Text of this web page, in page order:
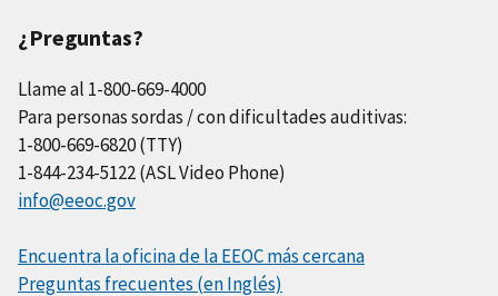
¿Preguntas?
Llame al 1-800-669-4000
Para personas sordas / con dificultades auditivas:
1-800-669-6820 (TTY)
1-844-234-5122 (ASL Video Phone)
info@eeoc.gov
Encuentra la oficina de la EEOC más cercana
Preguntas frecuentes (en Inglés)